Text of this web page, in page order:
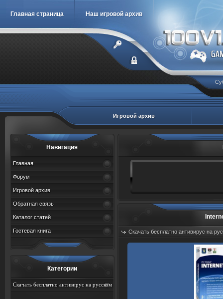
Главная страница Наш игровой архив
Игровой архив
Навигация
Главная
Форум
Игровой архив
Обратная связь
Каталог статей
Гостевая книга
Категории
Скачать бесплатно антивирус на русском
Скачать бесплатно антивирус на
Добавил:sah767 Дата: 08.08.2026